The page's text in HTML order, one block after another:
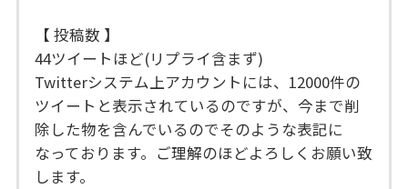
【 投稿数 】
44ツイートほど(リプライ含まず)
Twitterシステム上アカウントには、12000件の
ツイートと表示されているのですが、今まで削
除した物を含んでいるのでそのような表記に
なっております。ご理解のほどよろしくお願い致
します。